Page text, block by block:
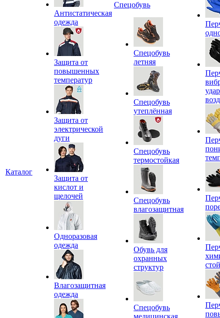
Каталог
Антистатическая
одежда
Защита от
повышенных
температур
Защита от
электрической
дуги
Защита от
кислот и
щелочей
Одноразовая
одежда
Влагозащитная
одежда
Спецобувь
Спецобувь
летняя
Спецобувь
утеплённая
Спецобувь
термостойкая
Спецобувь
влагозащитная
Обувь для
охранных
структур
Спецобувь
медицинская